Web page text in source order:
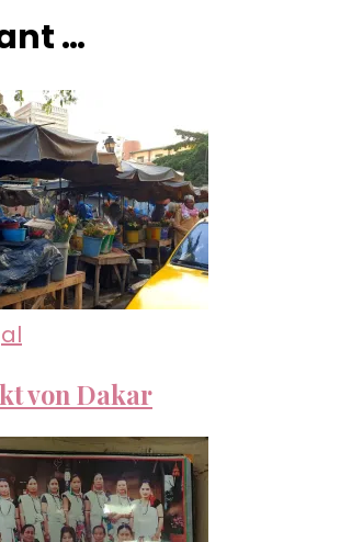
…
von Dakar